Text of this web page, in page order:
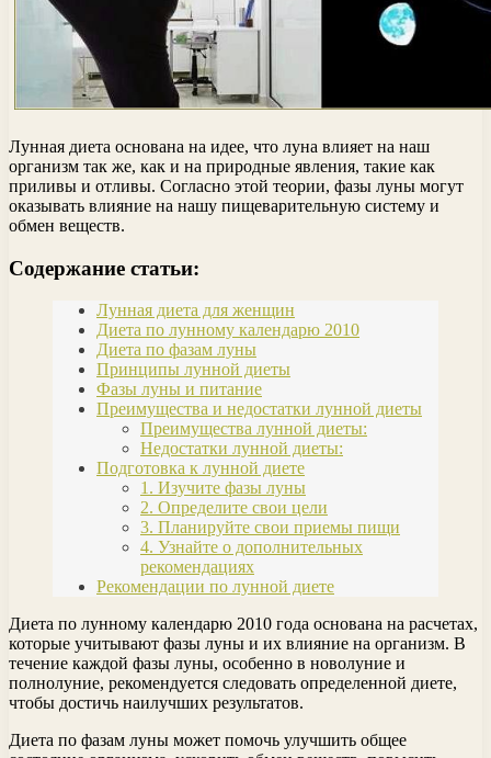
Лунная диета основана на идее, что луна влияет на наш
организм так же, как и на природные явления, такие как
приливы и отливы. Согласно этой теории, фазы луны могут
оказывать влияние на нашу пищеварительную систему и
обмен веществ.
Содержание статьи:
Лунная диета для женщин
Диета по лунному календарю 2010
Диета по фазам луны
Принципы лунной диеты
Фазы луны и питание
Преимущества и недостатки лунной диеты
Преимущества лунной диеты:
Недостатки лунной диеты:
Подготовка к лунной диете
1. Изучите фазы луны
2. Определите свои цели
3. Планируйте свои приемы пищи
4. Узнайте о дополнительных
рекомендациях
Рекомендации по лунной диете
Диета по лунному календарю 2010 года основана на расчетах,
которые учитывают фазы луны и их влияние на организм. В
течение каждой фазы луны, особенно в новолуние и
полнолуние, рекомендуется следовать определенной диете,
чтобы достичь наилучших результатов.
Диета по фазам луны может помочь улучшить общее